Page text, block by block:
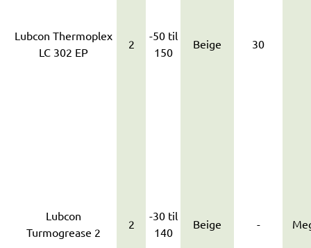
Lubcon Thermoplex
LC 302 EP
2
-50 til
150
Beige 30
Lubcon
Turmogrease 2
2
-30 til
140
Beige -